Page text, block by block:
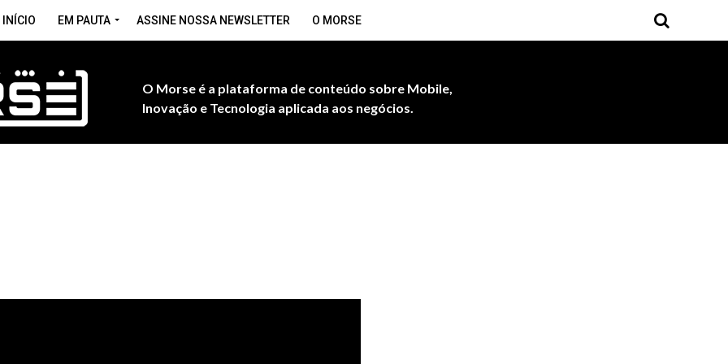
INÍCIO EM PAUTA ASSINE NOSSA NEWSLETTER O MORSE
O Morse é a plataforma de conteúdo sobre Mobile,
Inovação e Tecnologia aplicada aos negócios.